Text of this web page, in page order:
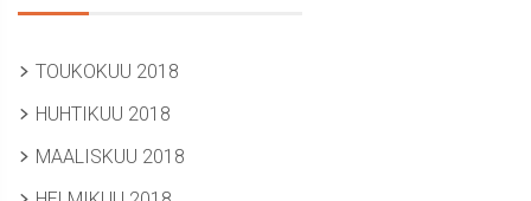
TOUKOKUU 2018
HUHTIKUU 2018
MAALISKUU 2018